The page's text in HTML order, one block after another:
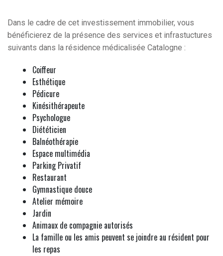
Dans le cadre de cet investissement immobilier, vous
bénéficierez de la présence des services et infrastuctures
suivants dans la résidence médicalisée Catalogne :
Coiffeur
Esthétique
Pédicure
Kinésithérapeute
Psychologue
Diététicien
Balnéothérapie
Espace multimédia
Parking Privatif
Restaurant
Gymnastique douce
Atelier mémoire
Jardin
Animaux de compagnie autorisés
La famille ou les amis peuvent se joindre au résident pour
les repas